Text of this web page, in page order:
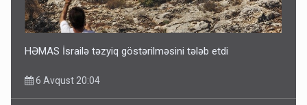
HƏMAS İsrailə təzyiq göstərilməsini tələb etdi
6 Avqust 20:04